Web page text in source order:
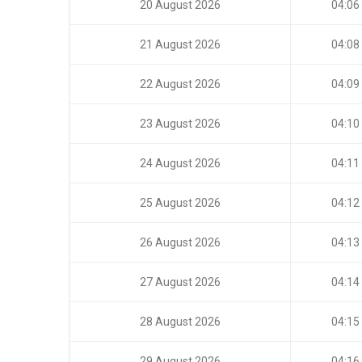
20 August 2026 04:06
21 August 2026 04:08
22 August 2026 04:09
23 August 2026 04:10
24 August 2026 04:11
25 August 2026 04:12
26 August 2026 04:13
27 August 2026 04:14
28 August 2026 04:15